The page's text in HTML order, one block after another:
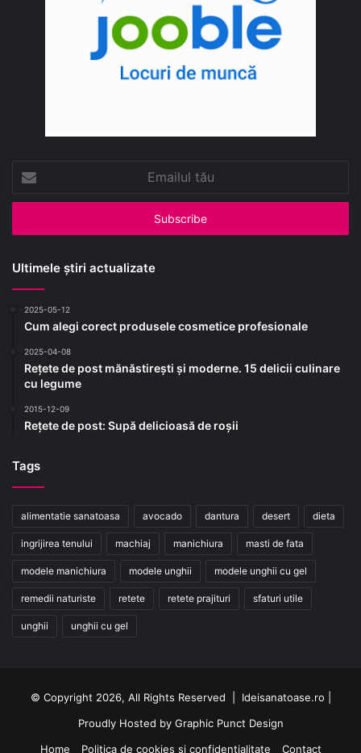
tău
Ultimele știri actualizate
2025-05-12
Cum alegi corect produsele cosmetice profesionale
2025-04-08
Rețete de post mănăstirești și moderne. 15 delicii culinare
cu legume
2015-12-09
Rețete de post: Supă delicioasă de roșii
Tags
alimentatie sanatoasa avocado dantura desert dieta
ingrijirea tenului machiaj manichiura masti de fata
modele manichiura modele unghii modele unghii cu gel
remedii naturiste retete retete prajituri sfaturi utile
unghii unghii cu gel
© Copyright 2026, All Rights Reserved | Ideisanatoase.ro |
Proudly Hosted by Graphic Punct Design
Home
Politica de cookies și confidențialitate Contact